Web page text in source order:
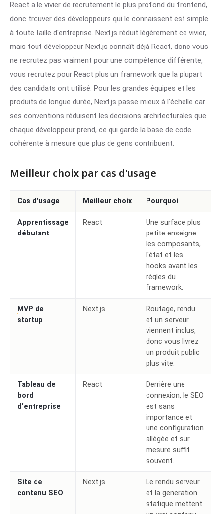
React a le vivier de recrutement le plus profond du frontend,
donc trouver des développeurs qui le connaissent est simple
à toute taille d'entreprise. Next.js réduit légèrement ce vivier,
mais tout développeur Next.js connaît déjà React, donc vous
ne recrutez pas vraiment pour une compétence différente,
vous recrutez pour React plus un framework que la plupart
des candidats ont utilisé. Pour les grandes équipes et les
produits de longue durée, Next.js passe mieux à l'échelle car
ses conventions réduisent les decisions architecturales que
chaque développeur prend, ce qui garde la base de code
cohérente à mesure que plus de gens contribuent.
Meilleur choix par cas d'usage
Cas d'usage Meilleur choix Pourquoi
Apprentissage
débutant
React
Une surface plus
petite enseigne
les composants,
l'état et les
hooks avant les
règles du
framework.
MVP de
startup
Next.js
Routage, rendu
et un serveur
viennent inclus,
donc vous livrez
un produit public
plus vite.
Tableau de
bord
d'entreprise
React
Derrière une
connexion, le SEO
est sans
importance et
une configuration
allégée et sur
mesure suffit
souvent.
Site de
contenu SEO
Next.js
Le rendu serveur
et la generation
statique mettent